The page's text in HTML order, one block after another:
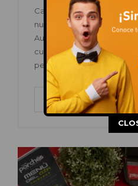
Cambio de look, corte
nuestra Barbería Dom. En
Augusta también tienes
cuidarte, renovar estilo y
perfecto. ¿Te toca pasar
LEER MÁS
This popup